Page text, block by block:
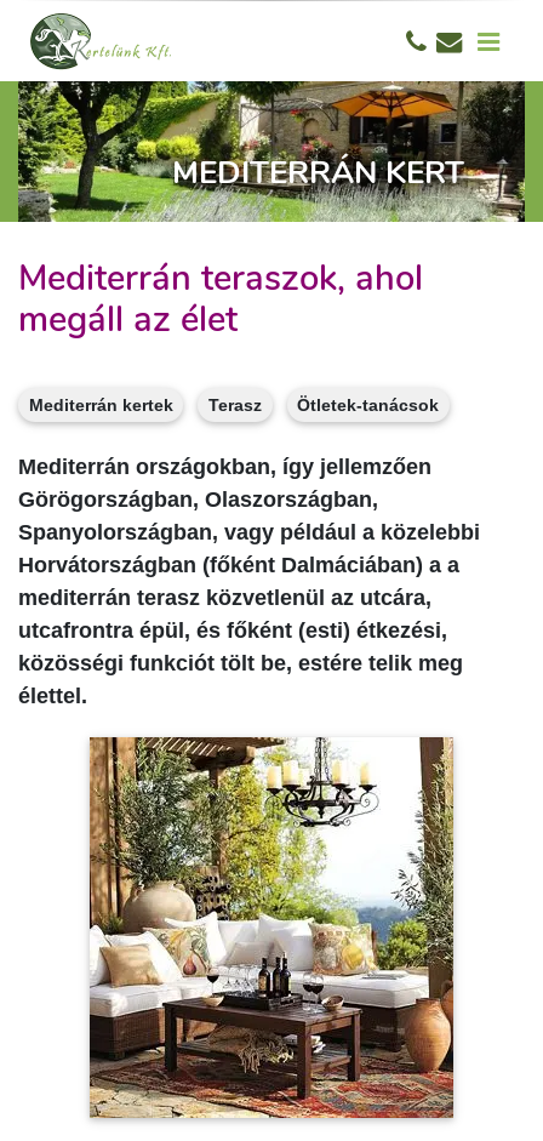
MEDITERRÁN KERT
Mediterrán teraszok, ahol
megáll az élet
Mediterrán kertek Terasz Ötletek-tanácsok
Mediterrán országokban, így jellemzően
Görögországban, Olaszországban,
Spanyolországban, vagy például a közelebbi
Horvátországban (főként Dalmáciában) a a
mediterrán terasz közvetlenül az utcára,
utcafrontra épül, és főként (esti) étkezési,
közösségi funkciót tölt be, estére telik meg
élettel.